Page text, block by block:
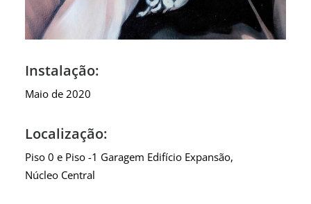
Instalação:
Maio de 2020
Localização:
Piso 0 e Piso -1 Garagem Edifício Expansão,
Núcleo Central